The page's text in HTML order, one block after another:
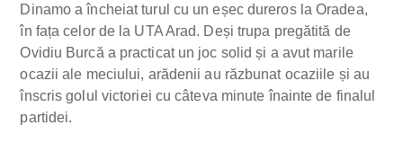
Dinamo a încheiat turul cu un eșec dureros la Oradea,
în fața celor de la UTA Arad. Deși trupa pregătită de
Ovidiu Burcă a practicat un joc solid și a avut marile
ocazii ale meciului, arădenii au răzbunat ocaziile și au
înscris golul victoriei cu câteva minute înainte de finalul
partidei.